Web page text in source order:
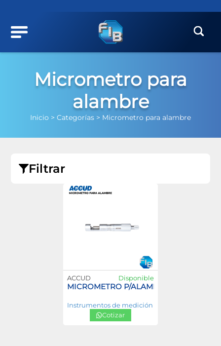
Micrometro para
alambre
Inicio > Categorías > Micrometro para alambre
Filtrar
ACCUD Disponible
MICROMETRO P/ALAMBRE
Instrumentos de medición
Cotizar